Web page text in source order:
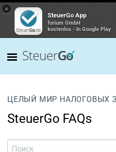
×
SteuerGo App
forium GmbH
kostenlos - In Google Play
ЦЕЛЫЙ МИР НАЛОГОВЫХ
SteuerGo FAQs